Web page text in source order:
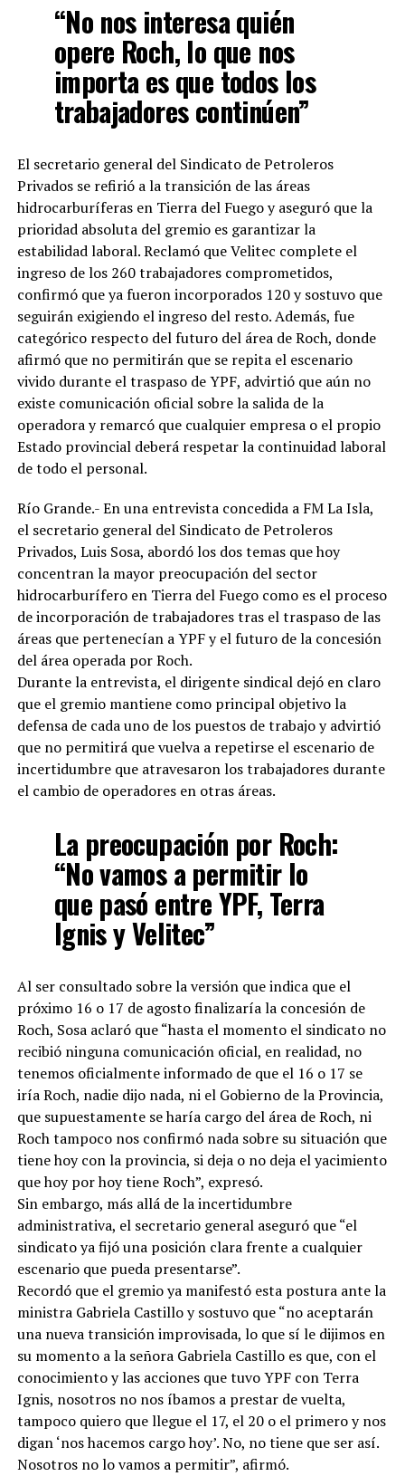
“No nos interesa quién
opere Roch, lo que nos
importa es que todos los
trabajadores continúen”
El secretario general del Sindicato de Petroleros
Privados se refirió a la transición de las áreas
hidrocarburíferas en Tierra del Fuego y aseguró que la
prioridad absoluta del gremio es garantizar la
estabilidad laboral. Reclamó que Velitec complete el
ingreso de los 260 trabajadores comprometidos,
confirmó que ya fueron incorporados 120 y sostuvo que
seguirán exigiendo el ingreso del resto. Además, fue
categórico respecto del futuro del área de Roch, donde
afirmó que no permitirán que se repita el escenario
vivido durante el traspaso de YPF, advirtió que aún no
existe comunicación oficial sobre la salida de la
operadora y remarcó que cualquier empresa o el propio
Estado provincial deberá respetar la continuidad laboral
de todo el personal.
Río Grande.- En una entrevista concedida a FM La Isla,
el secretario general del Sindicato de Petroleros
Privados, Luis Sosa, abordó los dos temas que hoy
concentran la mayor preocupación del sector
hidrocarburífero en Tierra del Fuego como es el proceso
de incorporación de trabajadores tras el traspaso de las
áreas que pertenecían a YPF y el futuro de la concesión
del área operada por Roch.
Durante la entrevista, el dirigente sindical dejó en claro
que el gremio mantiene como principal objetivo la
defensa de cada uno de los puestos de trabajo y advirtió
que no permitirá que vuelva a repetirse el escenario de
incertidumbre que atravesaron los trabajadores durante
el cambio de operadores en otras áreas.
La preocupación por Roch:
“No vamos a permitir lo
que pasó entre YPF, Terra
Ignis y Velitec”
Al ser consultado sobre la versión que indica que el
próximo 16 o 17 de agosto finalizaría la concesión de
Roch, Sosa aclaró que “hasta el momento el sindicato no
recibió ninguna comunicación oficial, en realidad, no
tenemos oficialmente informado de que el 16 o 17 se
iría Roch, nadie dijo nada, ni el Gobierno de la Provincia,
que supuestamente se haría cargo del área de Roch, ni
Roch tampoco nos confirmó nada sobre su situación que
tiene hoy con la provincia, si deja o no deja el yacimiento
que hoy por hoy tiene Roch”, expresó.
Sin embargo, más allá de la incertidumbre
administrativa, el secretario general aseguró que “el
sindicato ya fijó una posición clara frente a cualquier
escenario que pueda presentarse”.
Recordó que el gremio ya manifestó esta postura ante la
ministra Gabriela Castillo y sostuvo que “no aceptarán
una nueva transición improvisada, lo que sí le dijimos en
su momento a la señora Gabriela Castillo es que, con el
conocimiento y las acciones que tuvo YPF con Terra
Ignis, nosotros no nos íbamos a prestar de vuelta,
tampoco quiero que llegue el 17, el 20 o el primero y nos
digan ‘nos hacemos cargo hoy’. No, no tiene que ser así.
Nosotros no lo vamos a permitir”, afirmó.